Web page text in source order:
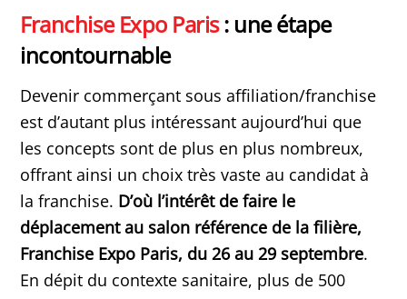
Franchise Expo Paris: une étape
incontournable
Devenir commerçant sous affiliation/franchise
est d’autant plus intéressant aujourd’hui que
les concepts sont de plus en plus nombreux,
offrant ainsi un choix très vaste au candidat à
la franchise. D’où l’intérêt de faire le
déplacement au salon référence de la filière,
Franchise Expo Paris, du 26 au 29 septembre.
En dépit du contexte sanitaire, plus de 500